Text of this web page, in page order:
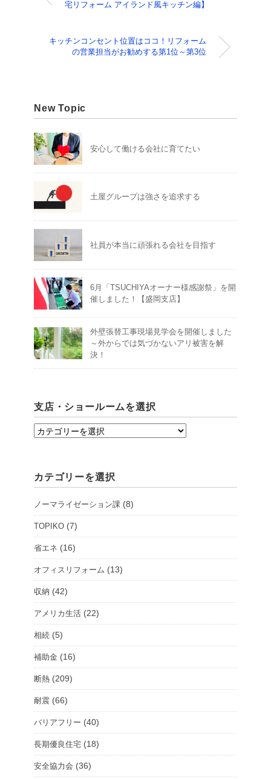
宅リフォーム アイランド風キッチン編】
キッチンコンセント位置はココ！リフォーム
の営業担当がお勧めする第1位～第3位
New Topic
安心して働ける会社に育てたい
土屋グループは強さを追求する
社員が本当に頑張れる会社を目指す
6月「TSUCHIYAオーナー様感謝祭」を開
催しました！【盛岡支店】
外壁張替工事現場見学会を開催しました
～外からでは気づかないアリ被害を解
決！
支店・ショールームを選択
支
ョ
ル
ー
を
選
択
カテゴリーを選択
ノーマライゼーション課 (8)
TOPIKO (7)
省エネ (16)
オフィスリフォーム (13)
収納 (42)
アメリカ生活 (22)
相続 (5)
補助金 (16)
断熱 (209)
耐震 (66)
バリアフリー (40)
長期優良住宅 (18)
安全協力会 (36)